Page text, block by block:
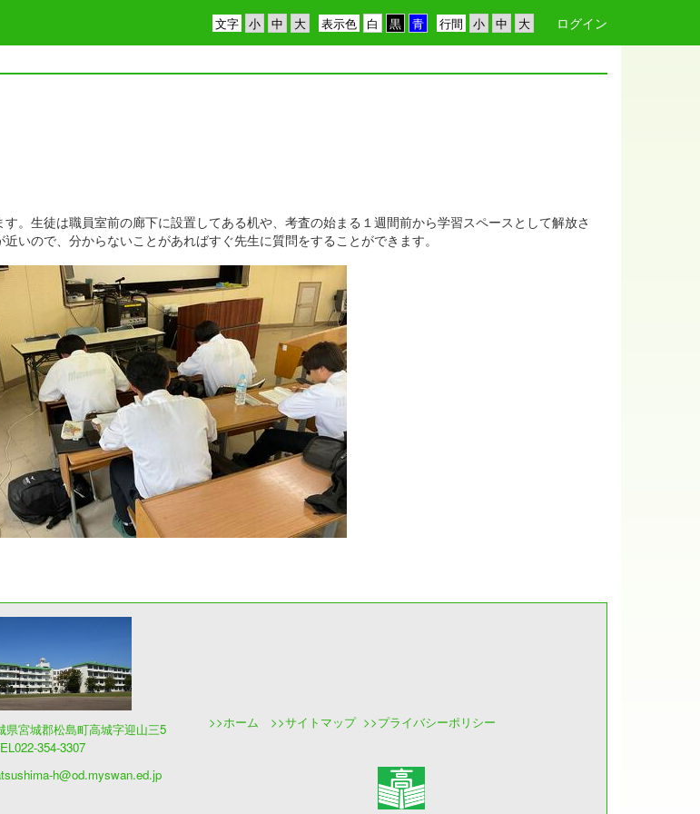
行間
表示色
文字
ログイン
。生徒は職員室前の廊下に設置してある机や、考査の始まる１週間前から学習スペースとして解放さ
いので、分からないことがあればすぐ先生に質問をすることができます。
宮城郡松島町高城字迎山三5
354-3307
h@od.myswan.ed.jp
>>ホーム >>サイトマップ >>プライバシーポリシー